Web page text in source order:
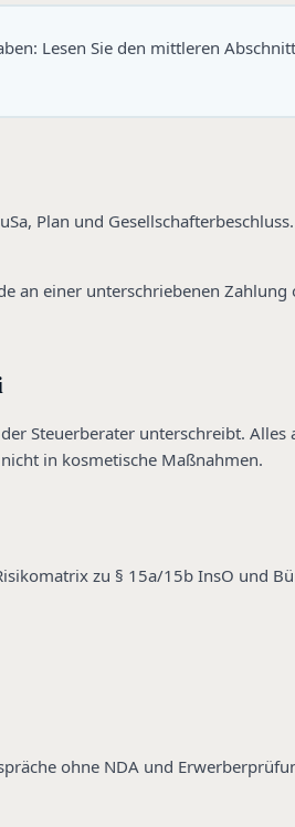
Lesen Sie den mittleren
Plan und
an einer unterschriebenen
Steuerberater unterschreibt.
in kosmetische Maßnahmen.
zu § 15a/15b InsO und
ohne NDA und